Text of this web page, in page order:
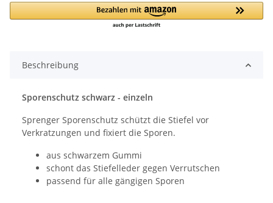
Beschreibung
Sporenschutz schwarz - einzeln
Sprenger Sporenschutz schützt die Stiefel vor
Verkratzungen und fixiert die Sporen.
aus schwarzem Gummi
schont das Stiefelleder gegen Verrutschen
passend für alle gängigen Sporen